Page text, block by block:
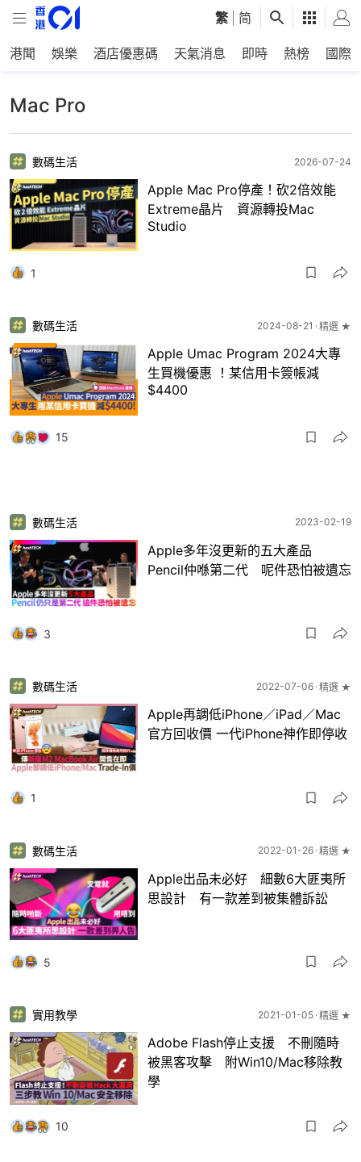
繁 简
港聞 娛樂 酒店優惠碼 天氣消息 即時 熱榜 國際
Mac Pro
數碼生活 2026-07-24
Apple Mac Pro停產！砍2倍效能
Extreme晶片 資源轉投Mac
Studio
1
數碼生活 2024-08-21 精選 ★
Apple Umac Program 2024大專
生買機優惠 ！某信用卡簽帳減
$4400
15
數碼生活 2023-02-19
Apple多年沒更新的五大產品
Pencil仲喺第二代 呢件恐怕被遺忘
3
數碼生活 2022-07-06 精選 ★
Apple再調低iPhone／iPad／Mac
官方回收價 一代iPhone神作即停收
1
數碼生活 2022-01-26 精選 ★
Apple出品未必好 細數6大匪夷所
思設計 有一款差到被集體訴訟
5
實用教學 2021-01-05 精選 ★
Adobe Flash停止支援 不刪隨時
被黑客攻擊 附Win10/Mac移除教
學
10